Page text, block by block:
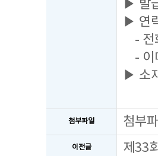
▶ 발
▶ 연
- 전
- 이
▶ 소
첨부파일 첨부
이전글 제33